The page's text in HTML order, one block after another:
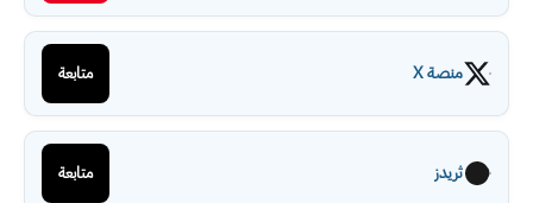
منصة X متابعة
ثريدز متابعة